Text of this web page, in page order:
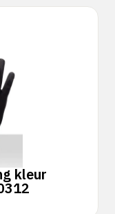
kleur